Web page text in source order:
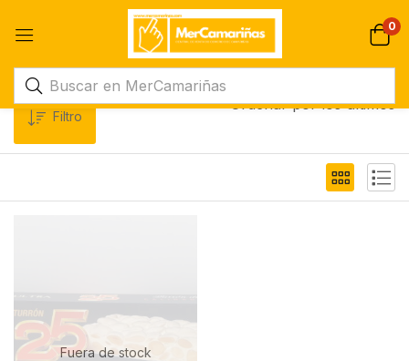
0
Filtro
Ordenar por los últimos
Fuera de stock